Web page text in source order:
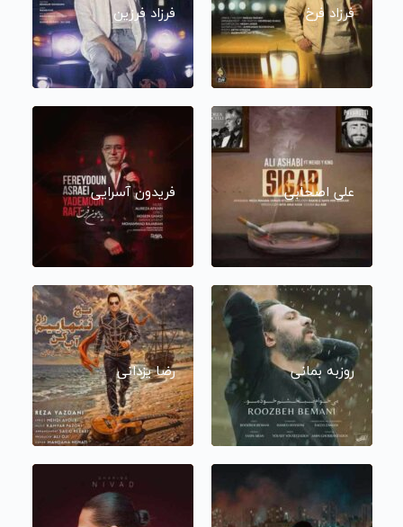
فرزاد فرخ فرزاد فرزین
علی اصحابی فریدون آسرایی
روزبه بمانی رضا یزدانی